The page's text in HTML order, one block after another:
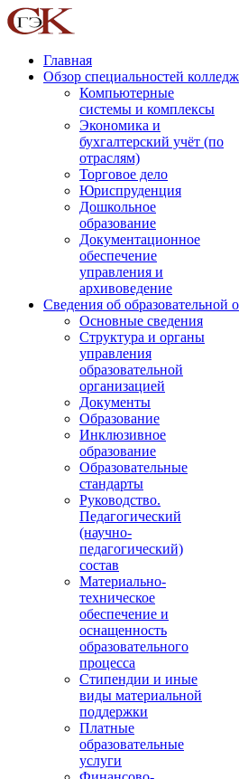
Главная
Обзор специальностей
Компьютерные
системы и комплексы
Экономика и
бухгалтерский учёт (по
отраслям)
Торговое дело
Юриспруденция
Дошкольное
образование
Документационное
обеспечение
управления и
архивоведение
Сведения об образовательной
Основные сведения
Структура и органы
управления
образовательной
организацией
Документы
Образование
Инклюзивное
образование
Образовательные
стандарты
Руководство.
Педагогический
(научно-
педагогический)
состав
Материально-
техническое
обеспечение и
оснащенность
образовательного
процесса
Стипендии и иные
виды материальной
поддержки
Платные
образовательные
услуги